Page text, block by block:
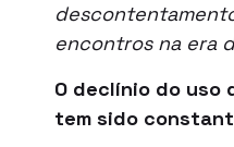
encontros na era
O declínio do uso
tem sido